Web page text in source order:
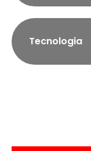
Tecnologia